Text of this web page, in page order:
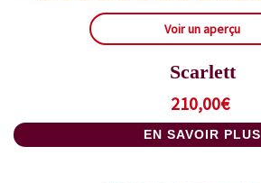
Voir un aperçu
Scarlett
210,00€
EN SAVOIR PLUS